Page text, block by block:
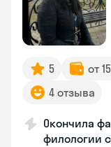
5 от
4 отзыва
Окончила
филологии